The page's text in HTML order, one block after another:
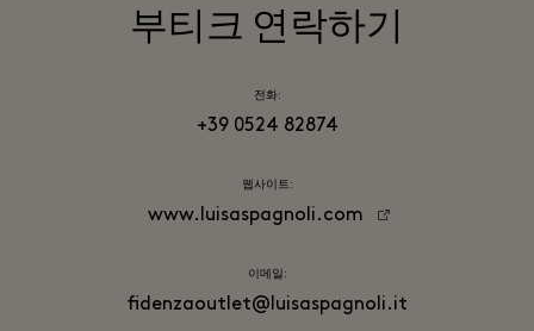
부티크 연락하기
전화:
+39 0524 82874
웹사이트:
www.luisaspagnoli.com
이메일:
fidenzaoutlet@luisaspagnoli.it